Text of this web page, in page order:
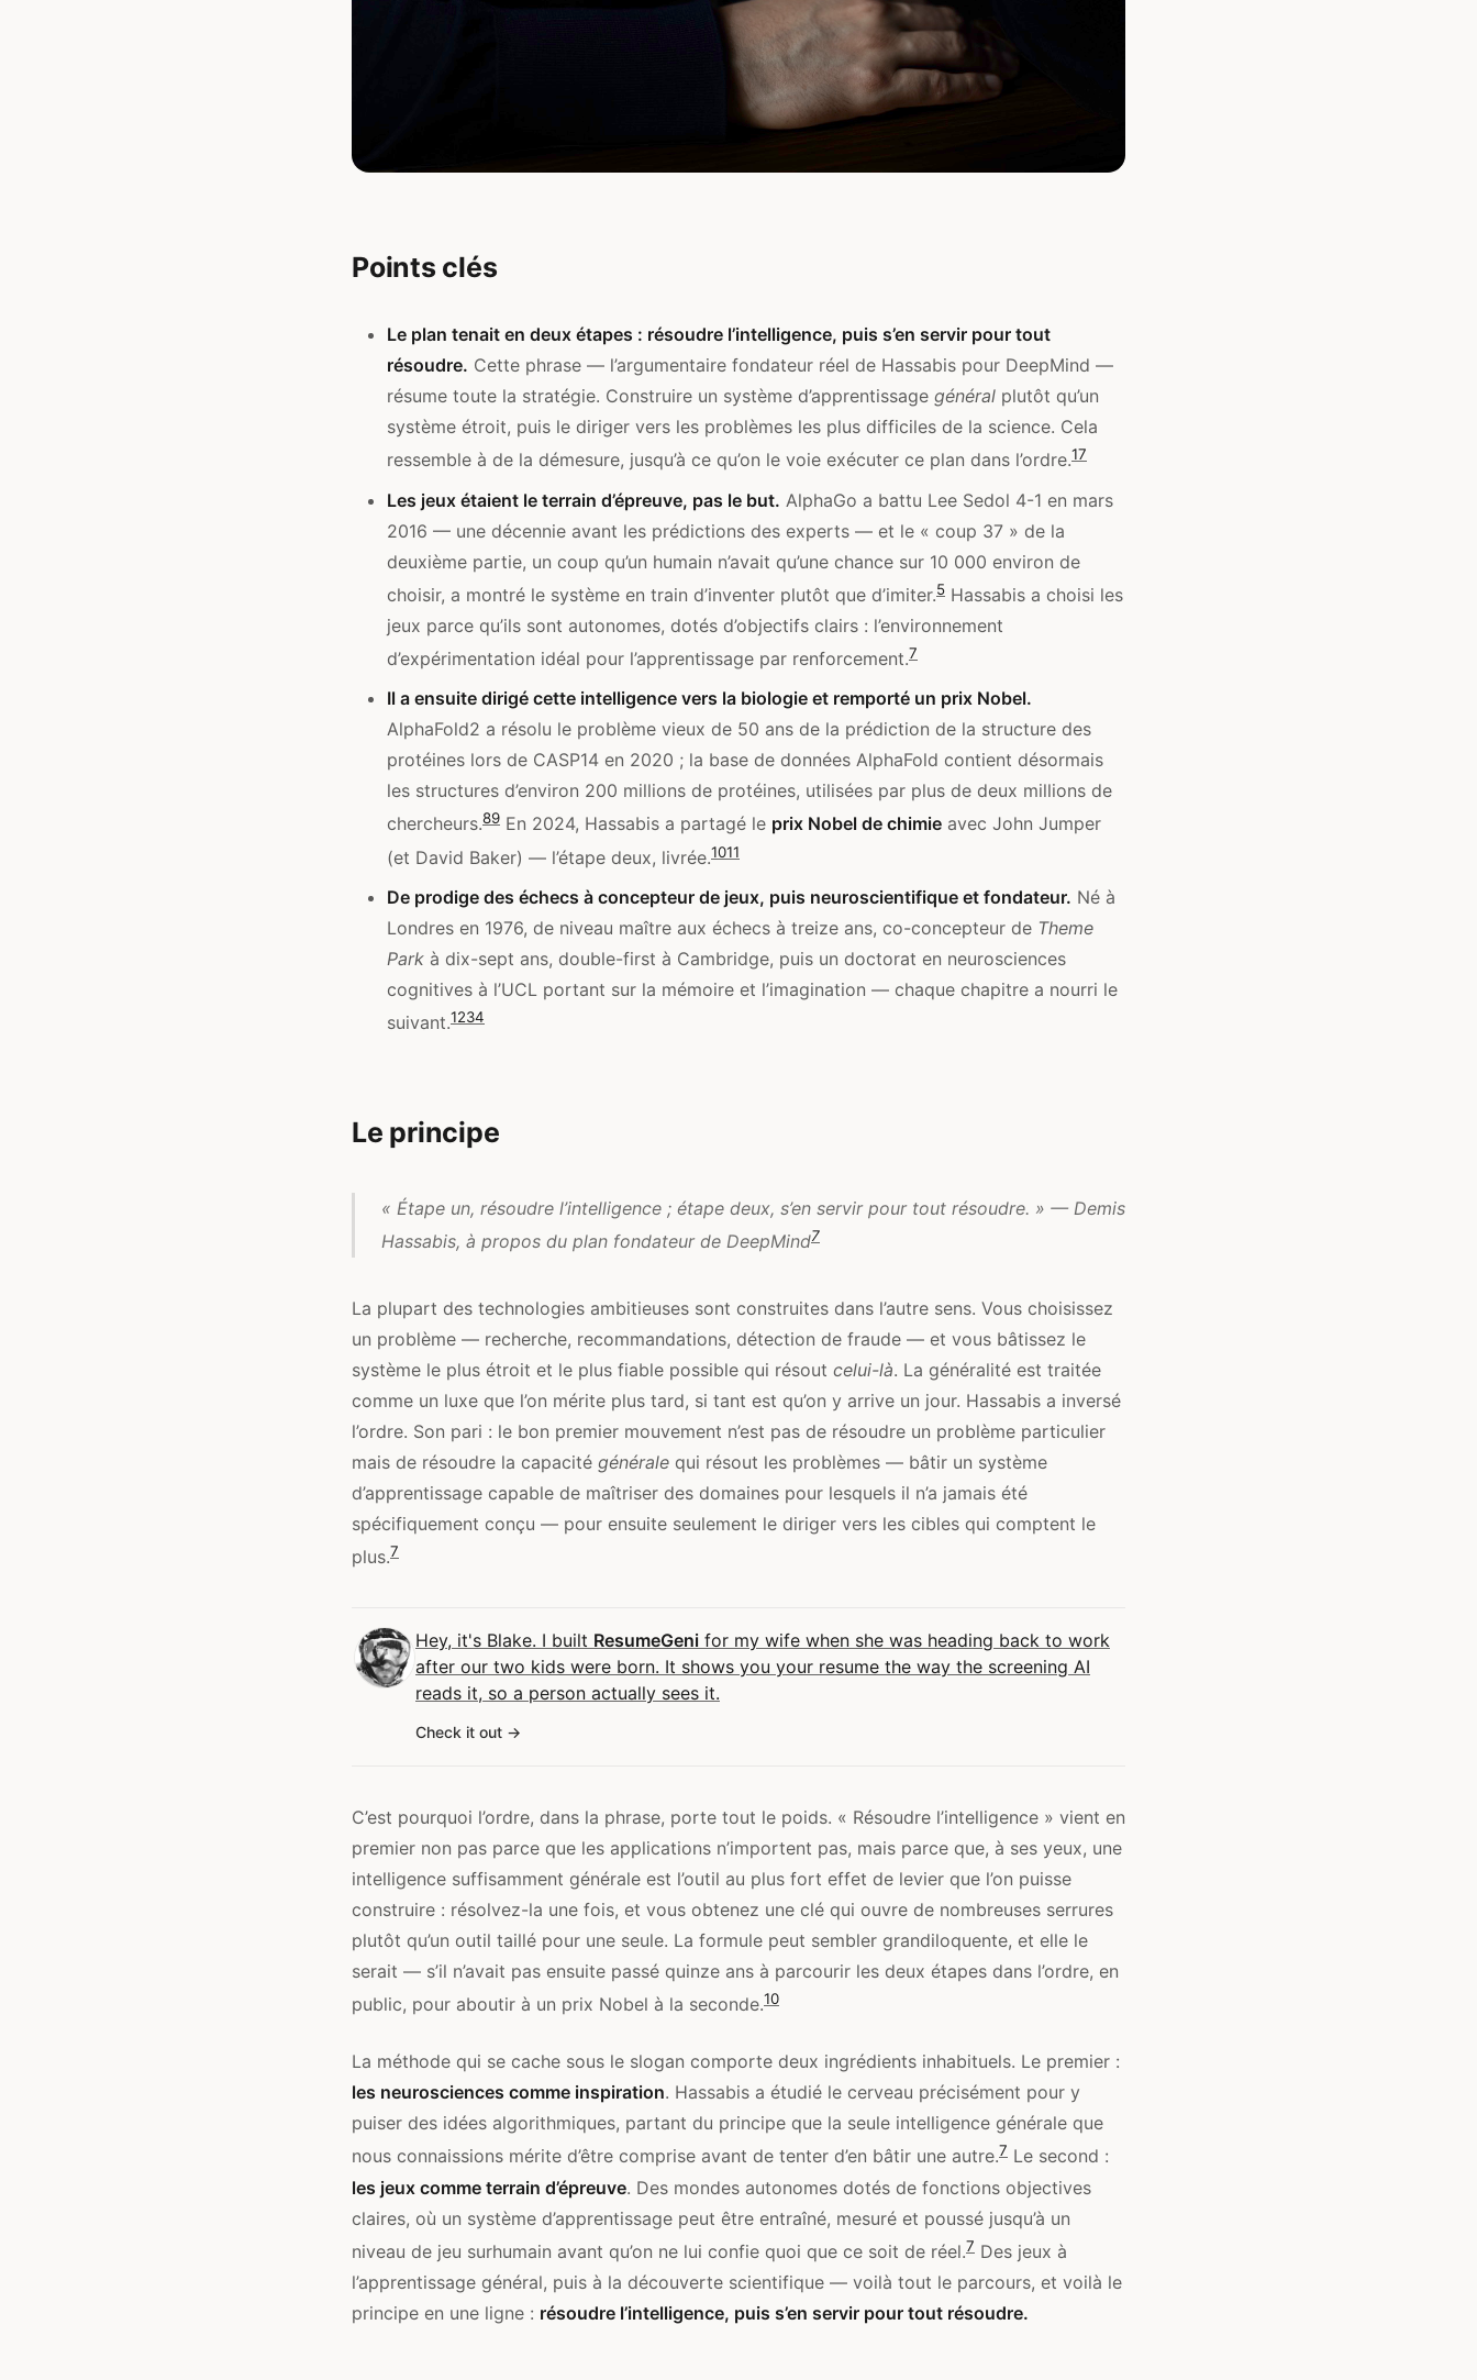
Points clés
Le plan tenait en deux étapes : résoudre l’intelligence, puis s’en servir pour tout
résoudre. Cette phrase — l’argumentaire fondateur réel de Hassabis pour DeepMind —
résume toute la stratégie. Construire un système d’apprentissage général plutôt qu’un
système étroit, puis le diriger vers les problèmes les plus difficiles de la science. Cela
ressemble à de la démesure, jusqu’à ce qu’on le voie exécuter ce plan dans l’ordre.17
Les jeux étaient le terrain d’épreuve, pas le but. AlphaGo a battu Lee Sedol 4-1 en mars
2016 — une décennie avant les prédictions des experts — et le « coup 37 » de la
deuxième partie, un coup qu’un humain n’avait qu’une chance sur 10 000 environ de
choisir, a montré le système en train d’inventer plutôt que d’imiter.5 Hassabis a choisi les
jeux parce qu’ils sont autonomes, dotés d’objectifs clairs : l’environnement
d’expérimentation idéal pour l’apprentissage par renforcement.7
Il a ensuite dirigé cette intelligence vers la biologie et remporté un prix Nobel.
AlphaFold2 a résolu le problème vieux de 50 ans de la prédiction de la structure des
protéines lors de CASP14 en 2020 ; la base de données AlphaFold contient désormais
les structures d’environ 200 millions de protéines, utilisées par plus de deux millions de
chercheurs.89 En 2024, Hassabis a partagé le prix Nobel de chimie avec John Jumper
(et David Baker) — l’étape deux, livrée.1011
De prodige des échecs à concepteur de jeux, puis neuroscientifique et fondateur. Né à
Londres en 1976, de niveau maître aux échecs à treize ans, co-concepteur de Theme
Park à dix-sept ans, double-first à Cambridge, puis un doctorat en neurosciences
cognitives à l’UCL portant sur la mémoire et l’imagination — chaque chapitre a nourri le
suivant.1234
Le principe
« Étape un, résoudre l’intelligence ; étape deux, s’en servir pour tout résoudre. » — Demis
Hassabis, à propos du plan fondateur de DeepMind7
La plupart des technologies ambitieuses sont construites dans l’autre sens. Vous choisissez
un problème — recherche, recommandations, détection de fraude — et vous bâtissez le
système le plus étroit et le plus fiable possible qui résout celui-là. La généralité est traitée
comme un luxe que l’on mérite plus tard, si tant est qu’on y arrive un jour. Hassabis a inversé
l’ordre. Son pari : le bon premier mouvement n’est pas de résoudre un problème particulier
mais de résoudre la capacité générale qui résout les problèmes — bâtir un système
d’apprentissage capable de maîtriser des domaines pour lesquels il n’a jamais été
spécifiquement conçu — pour ensuite seulement le diriger vers les cibles qui comptent le
plus.7
Hey, it's Blake. I built ResumeGeni for my wife when she was heading back to work
after our two kids were born. It shows you your resume the way the screening AI
reads it, so a person actually sees it.
Check it out
C’est pourquoi l’ordre, dans la phrase, porte tout le poids. « Résoudre l’intelligence » vient en
premier non pas parce que les applications n’importent pas, mais parce que, à ses yeux, une
intelligence suffisamment générale est l’outil au plus fort effet de levier que l’on puisse
construire : résolvez-la une fois, et vous obtenez une clé qui ouvre de nombreuses serrures
plutôt qu’un outil taillé pour une seule. La formule peut sembler grandiloquente, et elle le
serait — s’il n’avait pas ensuite passé quinze ans à parcourir les deux étapes dans l’ordre, en
public, pour aboutir à un prix Nobel à la seconde.10
La méthode qui se cache sous le slogan comporte deux ingrédients inhabituels. Le premier :
les neurosciences comme inspiration. Hassabis a étudié le cerveau précisément pour y
puiser des idées algorithmiques, partant du principe que la seule intelligence générale que
nous connaissions mérite d’être comprise avant de tenter d’en bâtir une autre.7 Le second :
les jeux comme terrain d’épreuve. Des mondes autonomes dotés de fonctions objectives
claires, où un système d’apprentissage peut être entraîné, mesuré et poussé jusqu’à un
niveau de jeu surhumain avant qu’on ne lui confie quoi que ce soit de réel.7 Des jeux à
l’apprentissage général, puis à la découverte scientifique — voilà tout le parcours, et voilà le
principe en une ligne : résoudre l’intelligence, puis s’en servir pour tout résoudre.